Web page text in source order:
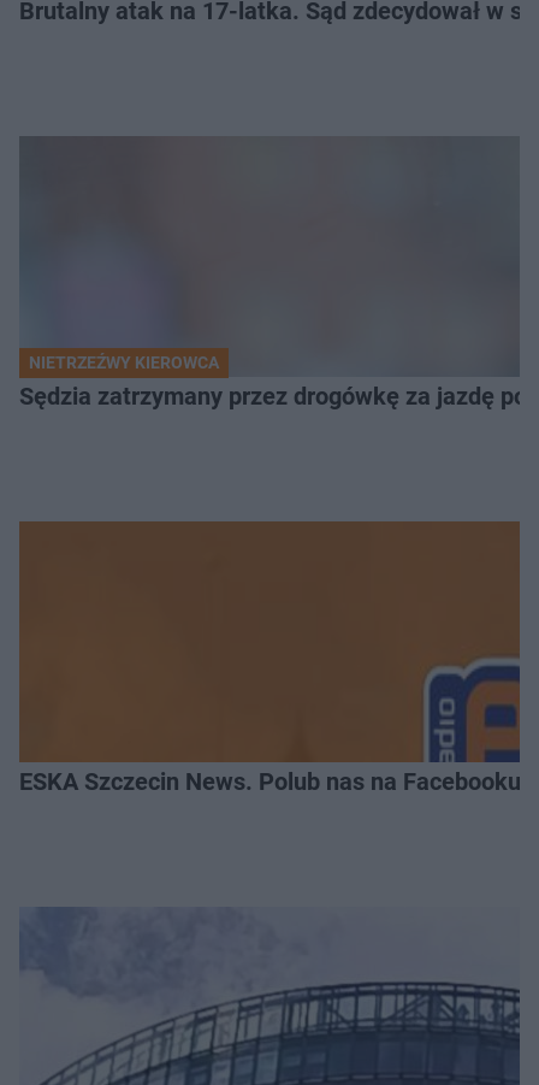
Brutalny atak na 17-latka. Sąd zdecydował w
NIETRZEŹWY KIEROWCA
Sędzia zatrzymany przez drogówkę za jazdę
ESKA Szczecin News. Polub nas na Facebooku!